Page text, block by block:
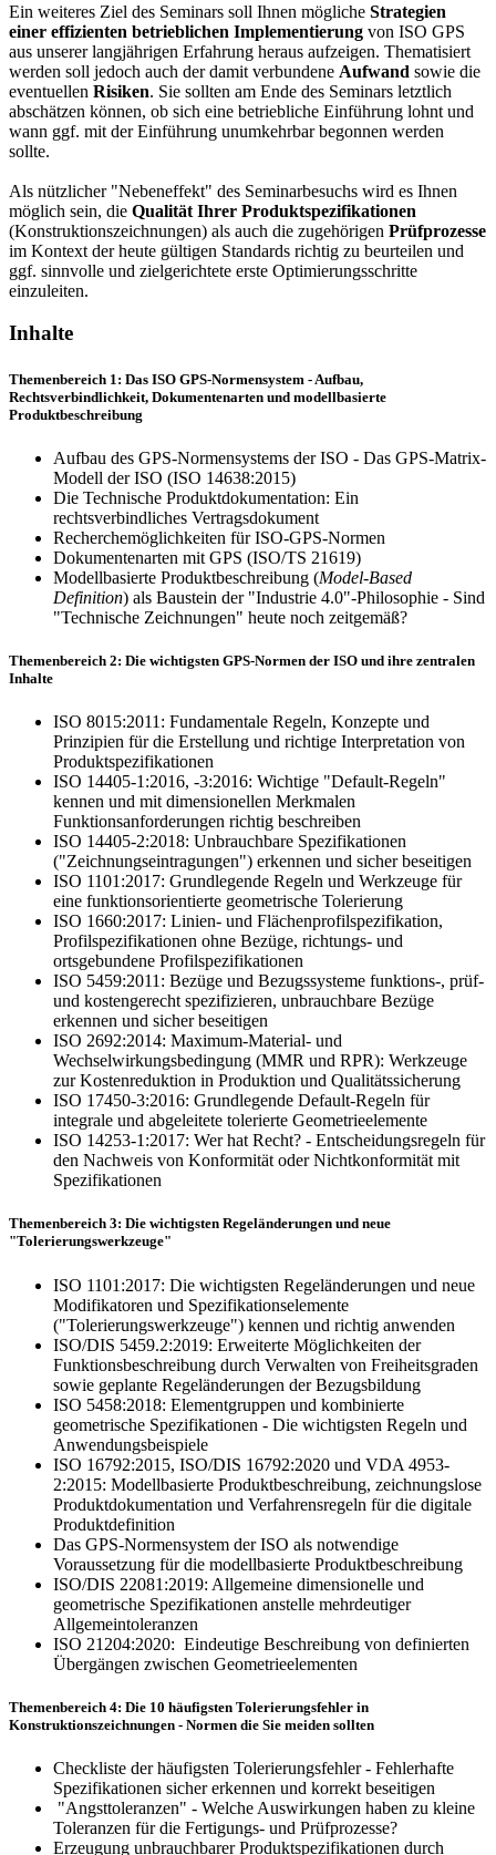
Ein weiteres Ziel des Seminars soll Ihnen mögliche Strategien
einer effizienten betrieblichen Implementierung von ISO GPS
aus unse­rer langjährigen Erfahrung heraus aufzeigen. Thematisiert
werden soll jedoch auch der damit ver­bundene Aufwand sowie die
eventuellen Risiken. Sie sollten am Ende des Seminars letztlich
abschätzen können, ob sich eine be­triebliche Einführung lohnt und
wann ggf. mit der Einführung unumkehrbar begonnen werden
sollte.
Als nützlicher "Nebeneffekt" des Seminarbesuchs wird es Ihnen
möglich sein, die Qualität Ihrer Pro­duktspezifikationen
(Konstruktionszeichnungen) als auch die zugehörigen Prüfprozesse
im Kontext der heute gültigen Standards richtig zu beurteilen und
ggf. sinnvolle und zielgerichtete erste Optimie­rungsschritte
einzuleiten.
Inhalte
Themenbereich 1: Das ISO GPS-Normensystem - Aufbau,
Rechtsverbindlichkeit, Dokumentenarten und modellbasierte
Produktbeschreibung
Aufbau des GPS-Normensystems der ISO - Das GPS-Matrix-
Modell der ISO (ISO 14638:2015)
Die Technische Produktdokumentation: Ein
rechtsverbindliches Vertragsdokument
Recherchemöglichkeiten für ISO-GPS-Normen
Dokumentenarten mit GPS (ISO/TS 21619)
Modellbasierte Produktbeschreibung (Model-Based
Definition) als Baustein der "Industrie 4.0"-Philosophie - Sind
"Technische Zeich­nungen" heute noch zeitgemäß?
Themenbereich 2: Die wichtigsten GPS-Normen der ISO und ihre zentralen
Inhalte
ISO 8015:2011: Fundamentale Regeln, Konzepte und
Prinzipien für die Erstellung und richtige Interpretation von
Produktspezifikationen
ISO 14405-1:2016, -3:2016: Wichtige "Default-Regeln"
kennen und mit dimensionellen Merkmalen
Funktionsanforderungen richtig beschreiben
ISO 14405-2:2018: Unbrauchbare Spezifikationen
("Zeichnungseintragungen") erkennen und sicher beseitigen
ISO 1101:2017: Grundlegende Regeln und Werkzeuge für
eine funktionsorientierte geometrische Tolerierung
ISO 1660:2017: Linien- und Flächenprofilspezifikation,
Profilspezifikationen ohne Bezüge, richtungs- und
ortsgebundene Profilspezifikationen
ISO 5459:2011: Bezüge und Bezugssysteme funktions-, prüf-
und kostengerecht spezifizieren, unbrauchbare Bezüge
erkennen und sicher beseitigen
ISO 2692:2014: Maximum-Material- und
Wechselwirkungsbedingung (MMR und RPR): Werkzeuge
zur Kostenreduktion in Produktion und Qualitätssicherung
ISO 17450-3:2016: Grundlegende Default-Regeln für
integrale und abgeleitete tolerierte Geometrieelemente
ISO 14253-1:2017: Wer hat Recht? - Entscheidungsregeln für
den Nachweis von Konformität oder Nichtkonformität mit
Spezifikationen
Themenbereich 3: Die wichtigsten Regeländerungen und neue
"Tolerierungswerkzeuge"
ISO 1101:2017: Die wichtigsten Regeländerungen und neue
Modifikatoren und Spezifikationselemente
("Tolerierungswerkzeuge") kennen und richtig anwenden
ISO/DIS 5459.2:2019: Erweiterte Möglichkeiten der
Funktionsbeschreibung durch Verwalten von Freiheitsgraden
sowie geplante Regeländerungen der Bezugsbildung
ISO 5458:2018: Elementgruppen und kombinierte
geometrische Spezifikationen - Die wichtigsten Regeln und
Anwendungsbeispiele
ISO 16792:2015, ISO/DIS 16792:2020 und VDA 4953-
2:2015: Modellbasierte Produktbeschreibung, zeichnungslose
Produktdokumentation und Verfahrensregeln für die digitale
Produktdefinition
Das GPS-Normensystem der ISO als notwendige
Voraussetzung für die modellbasierte Produktbeschreibung
ISO/DIS 22081:2019: Allgemeine dimensionelle und
geometrische Spezifikationen anstelle mehrdeutiger
Allgemeintoleranzen
ISO 21204:2020: Eindeutige Beschreibung von definierten
Übergängen zwischen Geometrieelementen
Themenbereich 4: Die 10 häufigsten Tolerierungsfehler in
Konstruktionszeichnungen - Normen die Sie meiden sollten
Checkliste der häufigsten Tolerierungsfehler - Fehlerhafte
Spezifikationen sicher erkennen und korrekt beseitigen
"Angsttoleranzen" - Welche Auswirkungen haben zu kleine
Toleranzen für die Fertigungs- und Prüfprozesse?
Erzeugung unbrauchbarer Produktspezifikationen durch